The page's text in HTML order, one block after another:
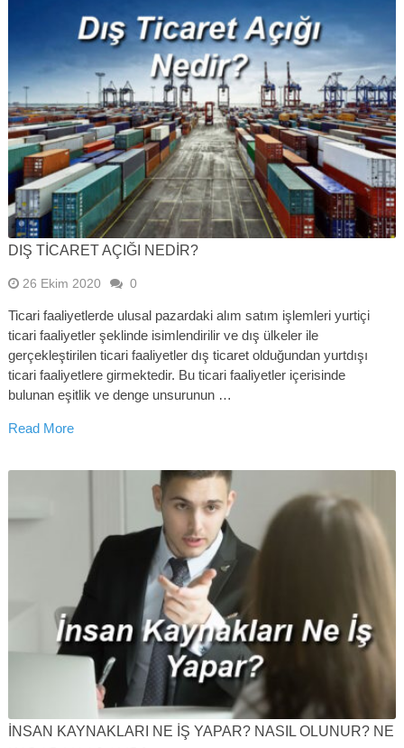
DIŞ TICARET AÇIĞI NEDIR?
26 Ekim 2020 0
Ticari faaliyetlerde ulusal pazardaki alım satım işlemleri yurtiçi
ticari faaliyetler şeklinde isimlendirilir ve dış ülkeler ile
gerçekleştirilen ticari faaliyetler dış ticaret olduğundan yurtdışı
ticari faaliyetlere girmektedir. Bu ticari faaliyetler içerisinde
bulunan eşitlik ve denge unsurunun …
Read More
İNSAN KAYNAKLARI NE İŞ YAPAR? NASIL OLUNUR? NE